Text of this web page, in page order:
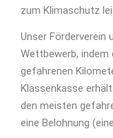
zum Klimaschutz
Unser Förderverein
Wettbewerb, indem
gefahrenen
Klassenkasse
den meisten
eine Belohnung